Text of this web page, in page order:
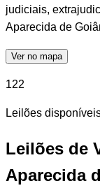
judiciais,
Aparecida de
Ver no mapa
122
Leilões
Leilões de
Aparecida